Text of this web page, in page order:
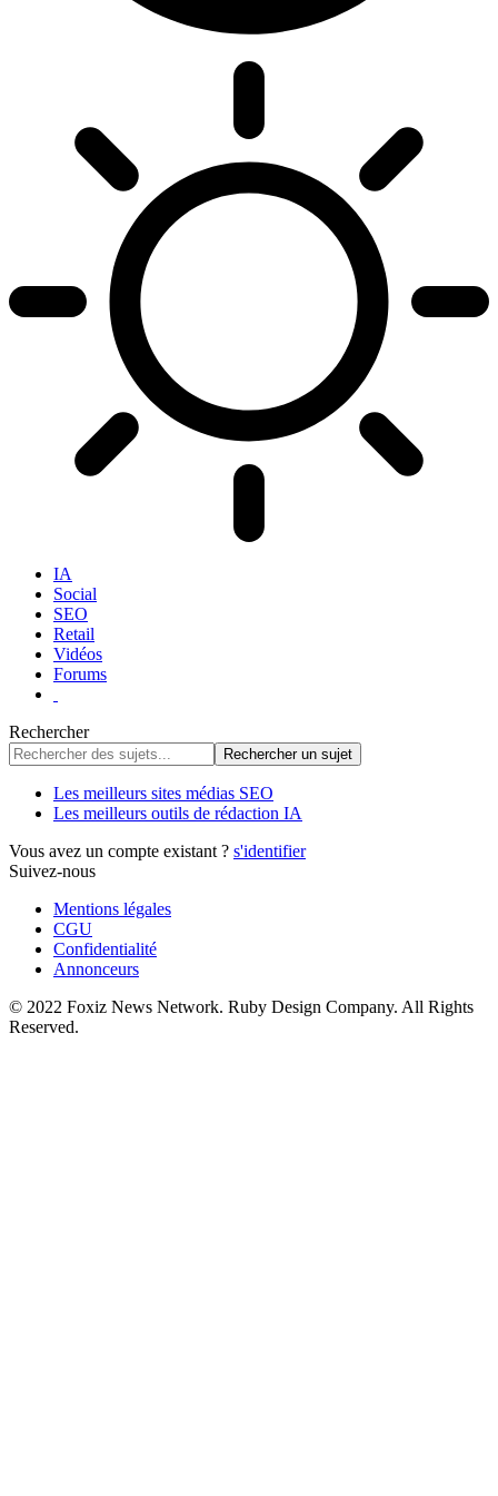
IA
Social
SEO
Retail
Vidéos
Forums
Rechercher
Les meilleurs sites médias SEO
Les meilleurs outils de rédaction IA
Vous avez un compte existant ? s'identifier
Suivez-nous
Mentions légales
CGU
Confidentialité
Annonceurs
© 2022 Foxiz News Network. Ruby Design Company. All Rights
Reserved.